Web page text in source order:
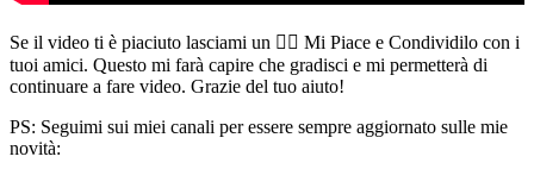
Se il video ti è piaciuto lasciami un 👍🏻 Mi Piace e Condividilo con i
tuoi amici. Questo mi farà capire che gradisci e mi permetterà di
continuare a fare video. Grazie del tuo aiuto!
PS: Seguimi sui miei canali per essere sempre aggiornato sulle mie
novità: